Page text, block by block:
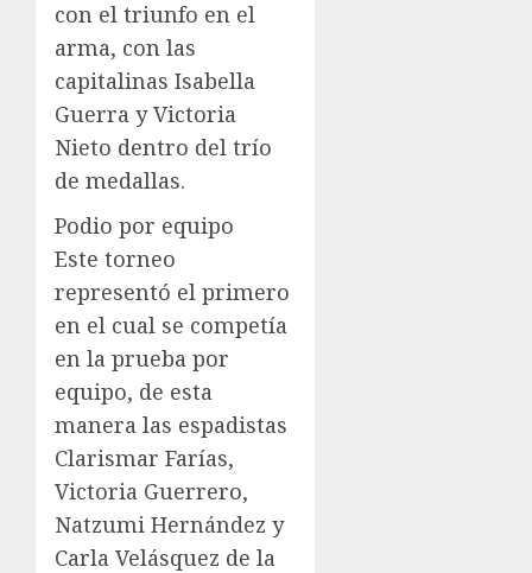
con el triunfo en el
arma, con las
capitalinas Isabella
Guerra y Victoria
Nieto dentro del trío
de medallas.
Podio por equipo
Este torneo
representó el primero
en el cual se competía
en la prueba por
equipo, de esta
manera las espadistas
Clarismar Farías,
Victoria Guerrero,
Natzumi Hernández y
Carla Velásquez de la